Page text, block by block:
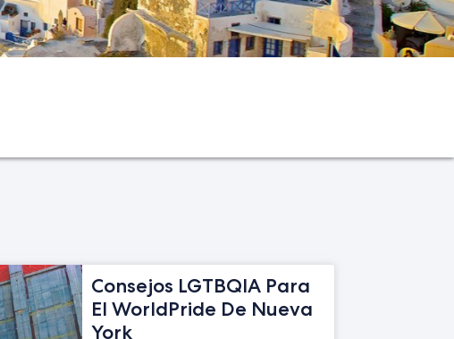
Consejos LGTBQIA Para
El WorldPride De Nueva
York